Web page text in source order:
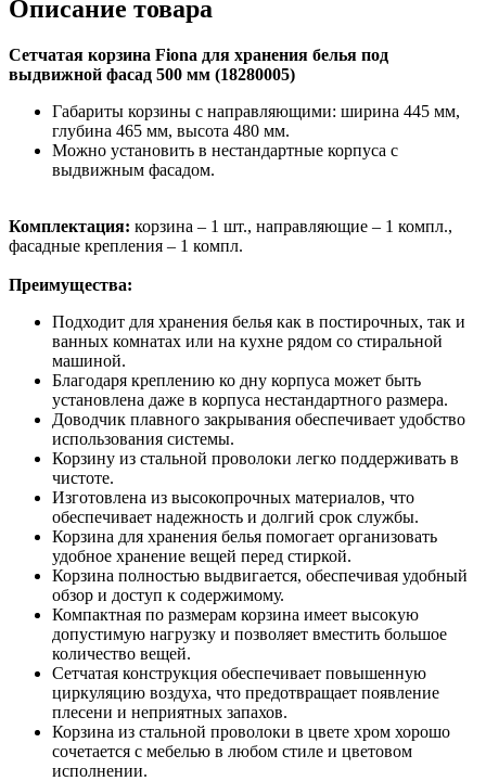
Описание товара
Сетчатая корзина Fiona для хранения белья под
выдвижной фасад 500 мм (18280005)
Габариты корзины с направляющими: ширина 445 мм,
глубина 465 мм, высота 480 мм.
Можно установить в нестандартные корпуса с
выдвижным фасадом.
Комплектация: корзина – 1 шт., направляющие – 1 компл.,
фасадные крепления – 1 компл.
Преимущества:
Подходит для хранения белья как в постирочных, так и
ванных комнатах или на кухне рядом со стиральной
машиной.
Благодаря креплению ко дну корпуса может быть
установлена даже в корпуса нестандартного размера.
Доводчик плавного закрывания обеспечивает удобство
использования системы.
Корзину из стальной проволоки легко поддерживать в
чистоте.
Изготовлена из высокопрочных материалов, что
обеспечивает надежность и долгий срок службы.
Корзина для хранения белья помогает организовать
удобное хранение вещей перед стиркой.
Корзина полностью выдвигается, обеспечивая удобный
обзор и доступ к содержимому.
Компактная по размерам корзина имеет высокую
допустимую нагрузку и позволяет вместить большое
количество вещей.
Сетчатая конструкция обеспечивает повышенную
циркуляцию воздуха, что предотвращает появление
плесени и неприятных запахов.
Корзина из стальной проволоки в цвете хром хорошо
сочетается с мебелью в любом стиле и цветовом
исполнении.